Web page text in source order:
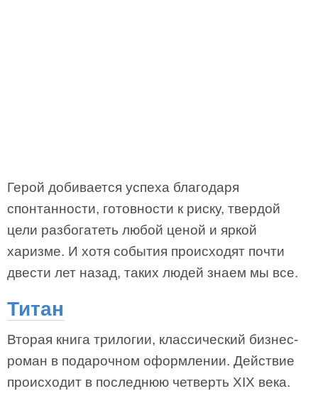
Герой добивается успеха благодаря
спонтанности, готовности к риску, твердой
цели разбогатеть любой ценой и яркой
харизме. И хотя события происходят почти
двести лет назад, таких людей знаем мы все.
Титан
Вторая книга трилогии, классический бизнес-
роман в подарочном оформлении. Действие
происходит в последнюю четверть XIX века.